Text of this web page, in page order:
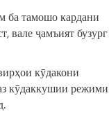
ба тамошо кардани
вале ҷамъият бузург
кӯдакони
кӯдаккушии режими